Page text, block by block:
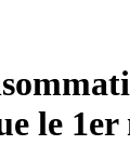
le 1er